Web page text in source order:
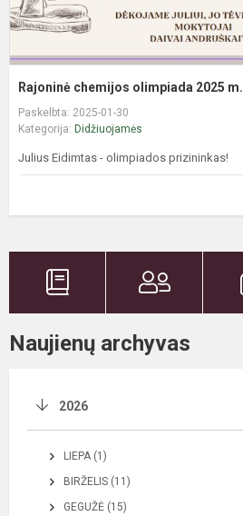
Rajoninė chemijos olimpiada 2025 m.
Paskelbta: 2025-01-30
Kategorija: Didžiuojamės
Julius Eidimtas - olimpiados prizininkas!
Naujienų archyvas
2026
LIEPA (1)
BIRŽELIS (11)
GEGUŽĖ (15)